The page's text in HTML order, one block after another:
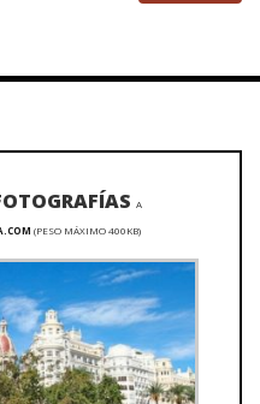
A
(PESO MÁXIMO 400KB)